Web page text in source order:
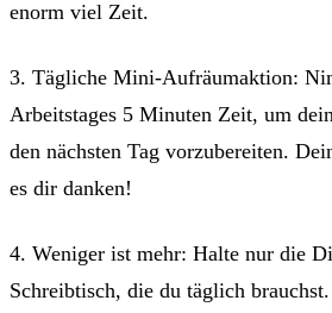
enorm viel Zeit.
3. Tägliche Mini-Aufräumaktion:
Arbeitstages 5 Minuten Zeit, um
den nächsten Tag vorzubereiten.
es dir danken!
4. Weniger ist mehr: Halte nur die
Schreibtisch, die du täglich